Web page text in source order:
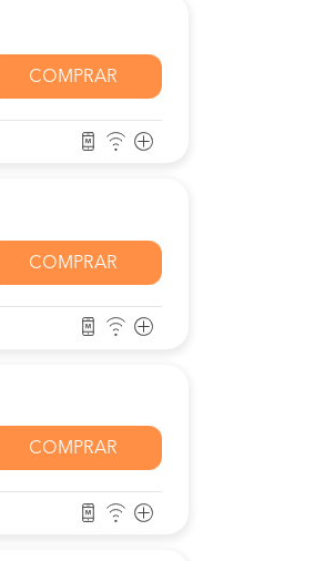
COMPRAR
COMPRAR
COMPRAR